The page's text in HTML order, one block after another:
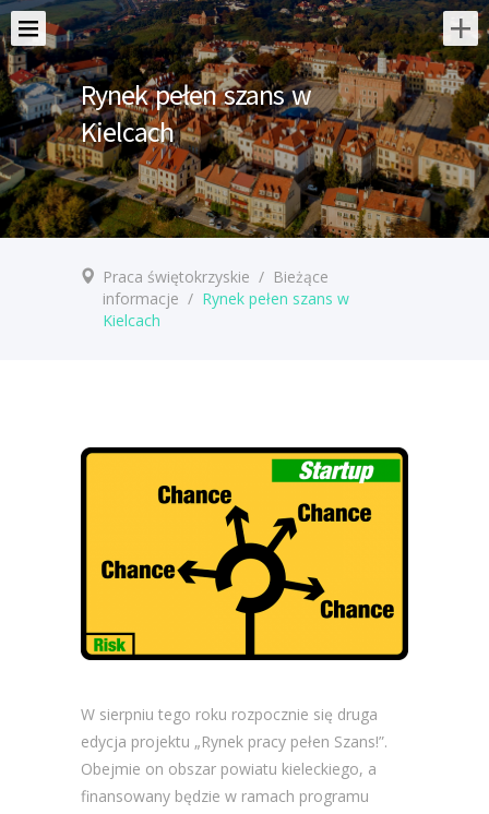
Rynek pełen szans w
Kielcach
Praca świętokrzyskie / Bieżące
informacje / Rynek pełen szans w
Kielcach
W sierpniu tego roku rozpocznie się druga
edycja projektu „Rynek pracy pełen Szans!”.
Obejmie on obszar powiatu kieleckiego, a
finansowany będzie w ramach programu